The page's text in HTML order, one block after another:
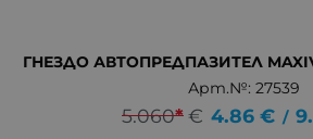
ГНЕЗДО АВТОПРЕДПАЗИТЕЛ
Арт.№: 27539
5.060* € 4.86 € /